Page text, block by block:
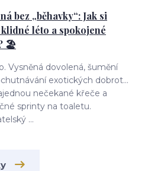
bez „běhavky“: Jak si
léto a spokojené
🏖️
Vysněná dovolená, šumění
exotických dobrot...
nečekané křeče a
sprinty na toaletu.
...